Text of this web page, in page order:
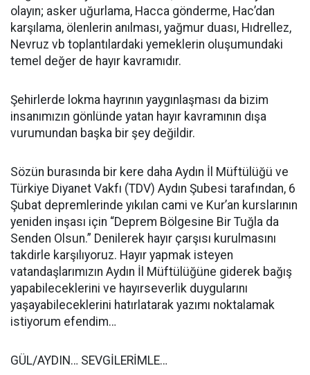
olayın; asker uğurlama, Hacca gönderme, Hac’dan
karşılama, ölenlerin anılması, yağmur duası, Hıdrellez,
Nevruz vb toplantılardaki yemeklerin oluşumundaki
temel değer de hayır kavramıdır.
Şehirlerde lokma hayrının yaygınlaşması da bizim
insanımızın gönlünde yatan hayır kavramının dışa
vurumundan başka bir şey değildir.
Sözün burasında bir kere daha Aydın İl Müftülüğü ve
Türkiye Diyanet Vakfı (TDV) Aydın Şubesi tarafından, 6
Şubat depremlerinde yıkılan cami ve Kur’an kurslarının
yeniden inşası için “Deprem Bölgesine Bir Tuğla da
Senden Olsun.” Denilerek hayır çarşısı kurulmasını
takdirle karşılıyoruz. Hayır yapmak isteyen
vatandaşlarımızın Aydın İl Müftülüğüne giderek bağış
yapabileceklerini ve hayırseverlik duygularını
yaşayabileceklerini hatırlatarak yazımı noktalamak
istiyorum efendim…
GÜL/AYDIN… SEVGİLERİMLE…